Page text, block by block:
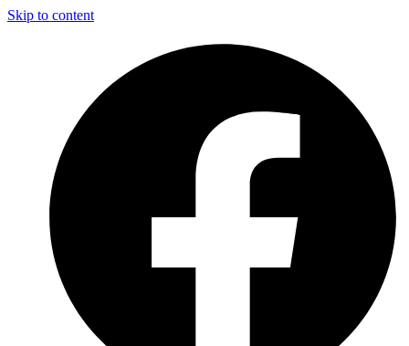
Skip to content